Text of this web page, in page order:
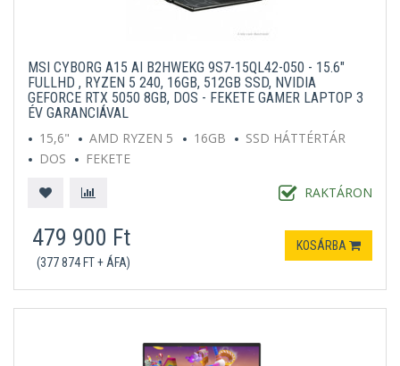
MSI CYBORG A15 AI B2HWEKG 9S7-15QL42-050 - 15.6"
FULLHD , RYZEN 5 240, 16GB, 512GB SSD, NVIDIA
GEFORCE RTX 5050 8GB, DOS - FEKETE GAMER LAPTOP 3
ÉV GARANCIÁVAL
15,6"
AMD RYZEN 5 16GB
SSD HÁTTÉRTÁR
DOS
FEKETE
RAKTÁRON
479 900 Ft
(377 874 FT + ÁFA)
KOSÁRBA